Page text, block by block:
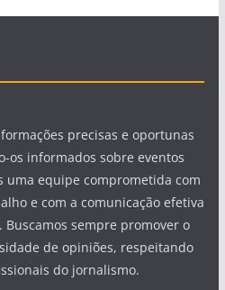
precisas e oportunas
os informados sobre eventos
uma equipe comprometida com
e com a comunicação efetiva
sempre promover o
de opiniões, respeitando
do jornalismo.